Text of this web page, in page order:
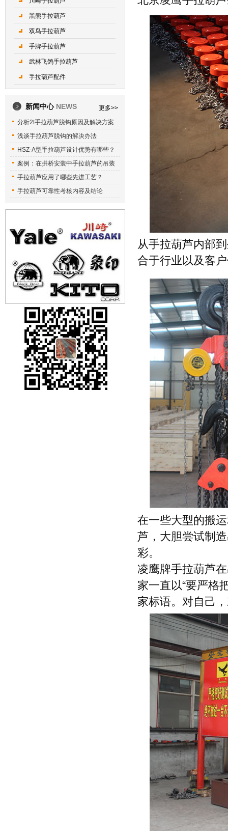
从手拉葫芦内部
合于行业以及客
在一些大型的搬
芦，大胆尝试制
彩。
凌鹰牌手拉葫芦
家一直以“要严格
家标语。对自己
黑熊手拉葫芦
双鸟手拉葫芦
手牌手拉葫芦
武林飞鸽手拉葫芦
手拉葫芦配件
新闻中心 NEWS
更多>>
分析2t手拉葫芦脱钩原因及解决方案
浅谈手拉葫芦脱钩的解决办法
HSZ-A型手拉葫芦设计优势有哪些？
案例：在拱桥安装中手拉葫芦的吊装
手拉葫芦应用了哪些先进工艺？
手拉葫芦可靠性考核内容及结论